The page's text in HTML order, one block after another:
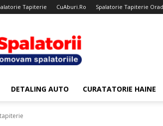
Tapiterie CuAburi.Ro Spalatorie Tapiterie
Spalatorii
DETALING AUTO CURATATORIE HAINE